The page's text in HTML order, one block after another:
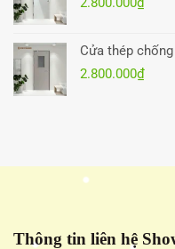
Cửa thép
2.800.000₫
Thông tin liên hệ